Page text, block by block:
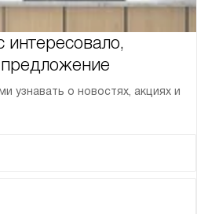
предложение
узнавать о новостях, акциях и